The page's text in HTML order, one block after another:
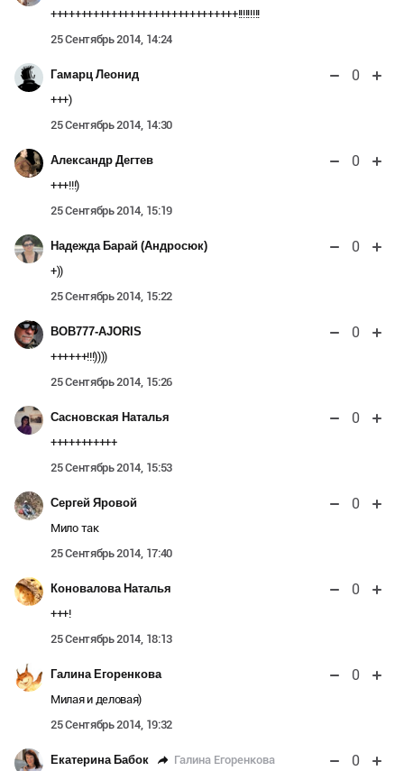
+++++++++++++++++++++++++++++++!!!!!!!!!
25 Сентябрь 2014, 14:24
Гамарц Леонид 0
+++)
25 Сентябрь 2014, 14:30
Александр Дегтев 0
+++!!!)
25 Сентябрь 2014, 15:19
Надежда Барай (Андросюк) 0
+))
25 Сентябрь 2014, 15:22
BOB777-AJORIS 0
++++++!!!))))
25 Сентябрь 2014, 15:26
Сасновская Наталья 0
+++++++++++
25 Сентябрь 2014, 15:53
Сергей Яровой 0
Мило так
25 Сентябрь 2014, 17:40
Коновалова Наталья 0
+++!
25 Сентябрь 2014, 18:13
Галина Егоренкова 0
Милая и деловая)
25 Сентябрь 2014, 19:32
Екатерина Бабок Галина Егоренкова 0